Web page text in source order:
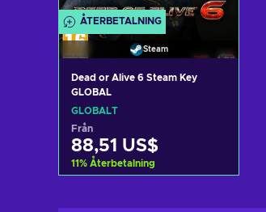
ÅTERBETALNING
Steam
Dead or Alive 6 Steam Key
GLOBAL
GLOBALT
Från
88,51 US$
11% Återbetalning